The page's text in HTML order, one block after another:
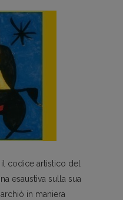
codice artistico del
esaustiva sulla sua
in maniera